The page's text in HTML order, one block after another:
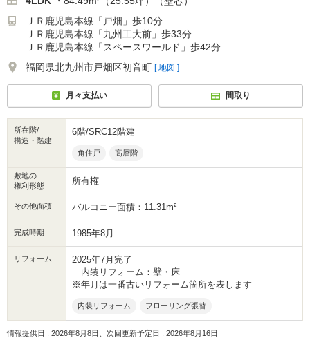
ＪＲ鹿児島本線「戸畑」歩10分
ＪＲ鹿児島本線「九州工大前」歩33分
ＪＲ鹿児島本線「スペースワールド」歩42分
福岡県北九州市戸畑区初音町 [ 地図 ]
月々支払い 間取り
所在階/
構造・階建
6階/SRC12階建
角住戸 高層階
敷地の
権利形態
所有権
その他面積 バルコニー面積：11.31m²
完成時期 1985年8月
リフォーム
2025年7月完了
内装リフォーム：壁・床
※年月は一番古いリフォーム箇所を表します
内装リフォーム フローリング張替
情報提供日 : 2026年8月8日、次回更新予定日 : 2026年8月16日